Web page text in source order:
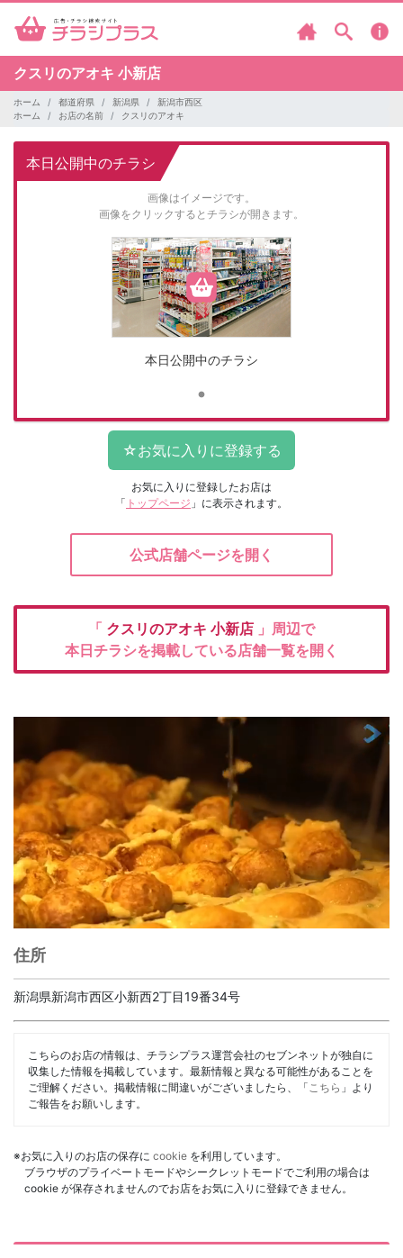
クスリのアオキ 小新店
ホーム 都道府県 新潟県
新潟市西区
ホーム
お店の名前 クスリのアオキ
本日公開中のチラシ
画像はイメージです。
画像をクリックするとチラシが開きます。
本日公開中のチラシ
お気に入りに登録したお店は
「 トップページ 」に表示されます。
公式店舗ページを開く
「 クスリのアオキ 小新店 」周辺で
本日チラシを掲載している店舗一覧を開く
住所
新潟県新潟市西区小新西2丁目19番34号
こちらのお店の情報は、チラシプラス運営会社のセブンネットが独自に
収集した情報を掲載しています。最新情報と異なる可能性があることを
ご理解ください。掲載情報に間違いがございましたら、「 こちら 」より
ご報告をお願いします。
※お気に入りのお店の保存に cookie を利用しています。
ブラウザのプライベートモードやシークレットモードでご利用の場合は
cookie が保存されませんのでお店をお気に入りに登録できません。